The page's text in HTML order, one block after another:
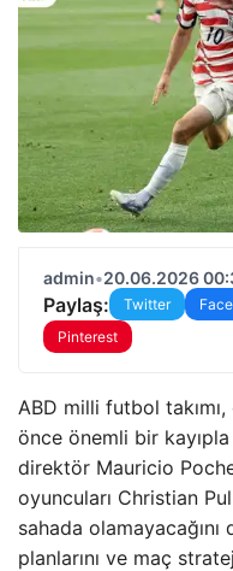
admin•20.06.2026
Paylaş: Twitter
Pinterest
ABD milli futbol takımı,
önce önemli bir kayıpla
direktör Mauricio
oyuncuları Christian
sahada olamayacağını
planlarını ve maç